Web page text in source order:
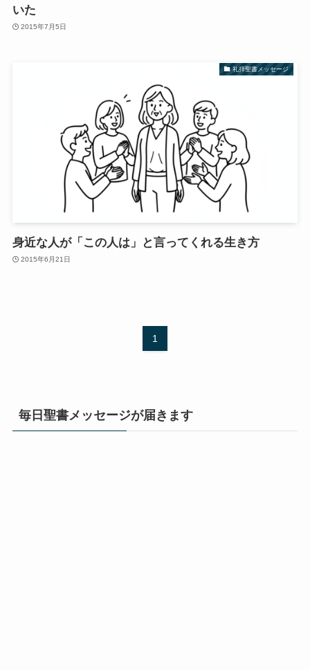
いた
2015年7月5日
礼拝聖書メッセージ
身近な人が「この人は」と言ってくれる生き方
2015年6月21日
1
毎日聖書メッセージが届きます